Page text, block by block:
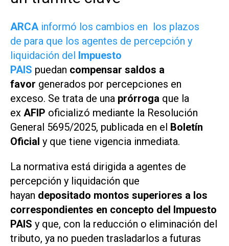
ARCA informó los cambios en los plazos
de para que los agentes de percepción y
liquidación del Impuesto
PAIS puedan compensar saldos a
favor generados por percepciones en
exceso. Se trata de una prórroga que la
ex AFIP oficializó mediante la Resolución
General 5695/2025, publicada en el Boletín
Oficial y que tiene vigencia inmediata.
La normativa está dirigida a agentes de
percepción y liquidación que
hayan depositado montos superiores a los
correspondientes en concepto del Impuesto
PAIS y que, con la reducción o eliminación del
tributo, ya no pueden trasladarlos a futuras